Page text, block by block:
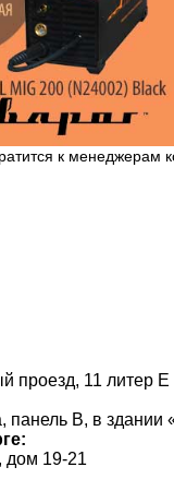
к менеджерам
проезд, 11 литер Е
панель В, в
дом 19-21